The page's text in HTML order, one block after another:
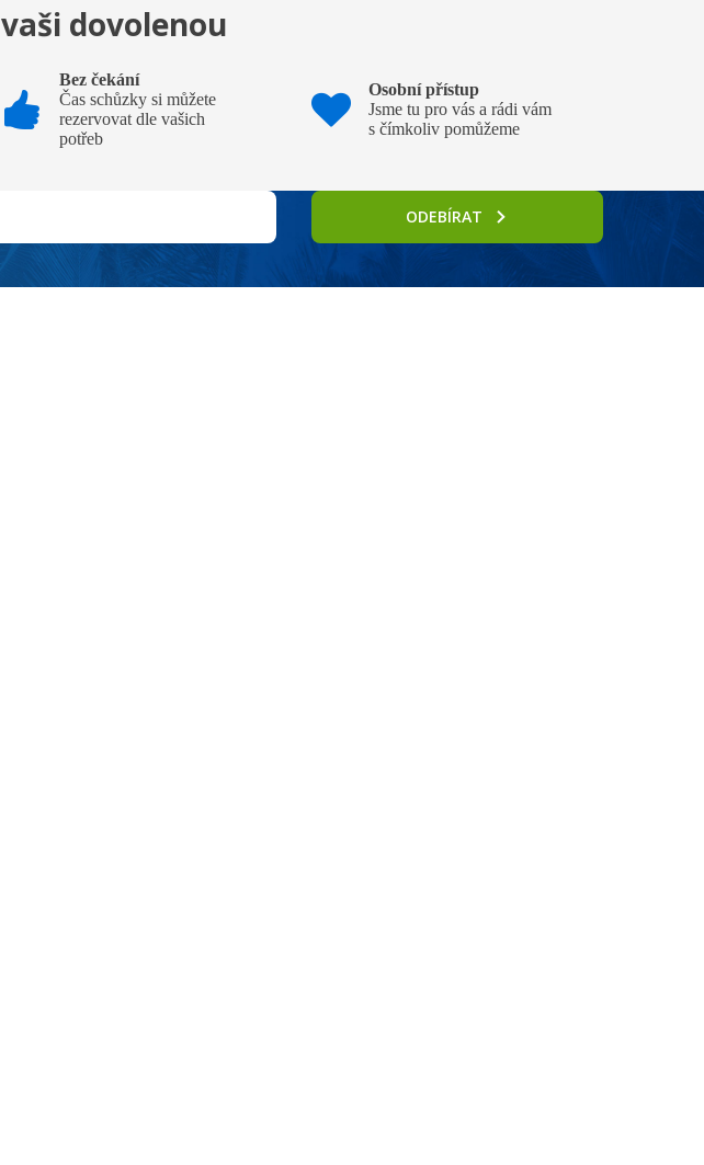
vaši dovolenou
Bez čekání
Čas schůzky si můžete
rezervovat dle vašich
potřeb
Osobní přístup
Jsme tu pro vás a rádi vám
s čímkoliv pomůžeme
ODEBÍRAT